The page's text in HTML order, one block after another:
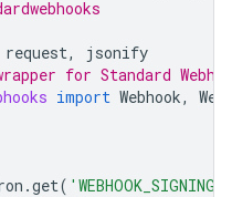
request,
jsonify
for Standard
import Webhook,
.get(